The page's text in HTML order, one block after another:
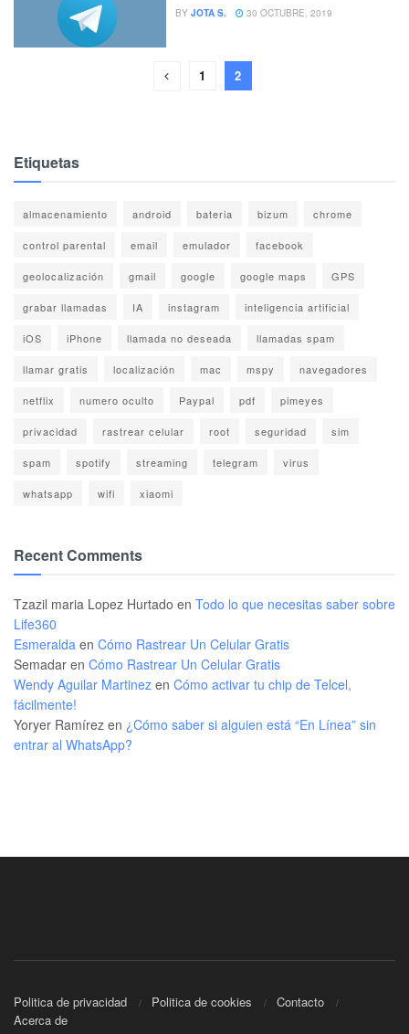
BY JOTA S. 30 OCTUBRE, 2019
1 2
Etiquetas
almacenamiento android bateria bizum chrome
control parental email emulador facebook
geolocalización gmail google google maps GPS
grabar llamadas IA instagram inteligencia artificial
iOS iPhone llamada no deseada llamadas spam
llamar gratis localización mac mspy navegadores
netflix numero oculto Paypal pdf pimeyes
privacidad rastrear celular root seguridad sim
spam spotify streaming telegram virus
whatsapp wifi xiaomi
Recent Comments
Tzazil maria Lopez Hurtado en Todo lo que necesitas saber sobre
Life360
Esmeralda en Cómo Rastrear Un Celular Gratis
Semadar en Cómo Rastrear Un Celular Gratis
Wendy Aguilar Martinez en Cómo activar tu chip de Telcel,
fácilmente!
Yoryer Ramírez en ¿Cómo saber si alguien está “En Línea” sin
entrar al WhatsApp?
Politica de privacidad Politica de cookies
Contacto
Acerca de